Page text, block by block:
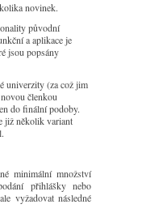
novinek.
původní
a aplikace je
jsou popsány
univerzity (za což jim
členkou
do finální podoby.
již několik variant
minimální množství
přihlášky nebo
vyžadovat následné